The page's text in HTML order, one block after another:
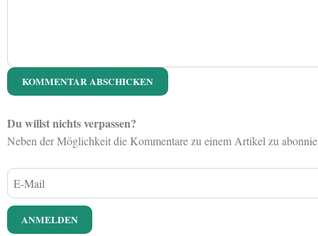
Du willst nichts verpassen?
Neben der Möglichkeit die Kommentare zu einem Artikel zu